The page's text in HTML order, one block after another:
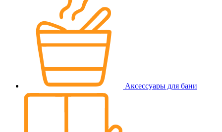
Аксессуары для бани